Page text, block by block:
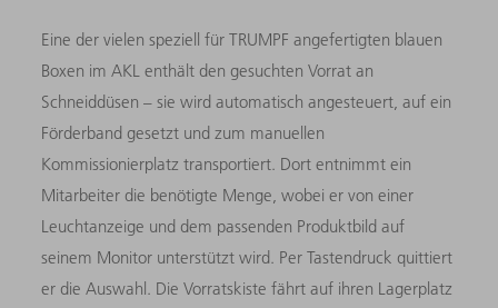
Eine der vielen speziell für TRUMPF angefertigten blauen
Boxen im AKL enthält den gesuchten Vorrat an
Schneiddüsen – sie wird automatisch angesteuert, auf ein
Förderband gesetzt und zum manuellen
Kommissionierplatz transportiert. Dort entnimmt ein
Mitarbeiter die benötigte Menge, wobei er von einer
Leuchtanzeige und dem passenden Produktbild auf
seinem Monitor unterstützt wird. Per Tastendruck quittiert
er die Auswahl. Die Vorratskiste fährt auf ihren Lagerplatz